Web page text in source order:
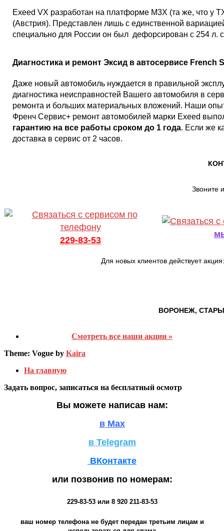
Exeed VX разработан на платформе M3X (та же, что у
(Австрия). Представлен лишь с единственной
специально для России он был дефорсирован с 254 л.
Диагностика и ремонт Эксид в автосервисе French
Даже новый автомобиль нуждается в правильной
диагностика неисправностей Вашего автомобиля в
ремонта и больших материальных вложений. Наши
Френч Сервис+ ремонт автомобилей марки Exeed
гарантию на все работы сроком до 1 года. Если же
доставка в сервис от 2 часов.
Звоните
229-83-53
Для новых клиентов действует
ВОРОНЕЖ,
Смотреть все наши акции »
Theme: Vogue by Kaira
На главную
Задать вопрос, записаться на бесплатный осмотр
Вы можете написав нам:
в Max
в Telegram
ВКонтакте
или позвонив по номерам:
229-83-53 или8 920 211-83-53
ваш номер телефона не будет передан третьим лицам и